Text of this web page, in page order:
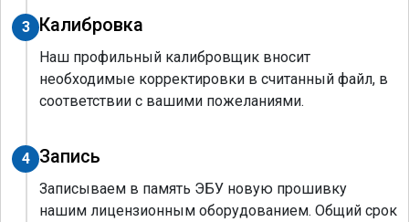
3 Калибровка
Наш профильный калибровщик вносит
необходимые корректировки в считанный файл, в
соответствии с вашими пожеланиями.
4 Запись
Записываем в память ЭБУ новую прошивку
нашим лицензионным оборудованием. Общий срок